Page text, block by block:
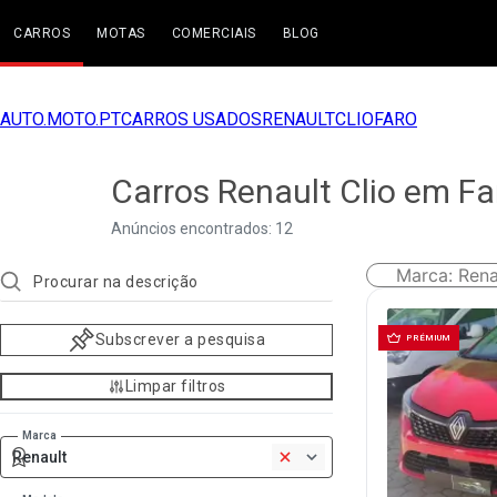
CARROS MOTAS COMERCIAIS BLOG
AUTO.MOTO.PTCARROS USADOSRENAULTCLIOFARO
Carros Renault Clio em
Anúncios encontrados: 12
Subscrever a pesquisa
Limpar filtros
Marca
Renault
Marca:
PRÉMIUM